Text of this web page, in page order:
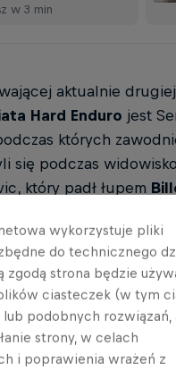
w 3 min
aktualnie
Hard Enduro jest
których
się podczas
który padł łupem
na 3 różnych górach:
Mokra Gora.
prologu
wykorzystuje pliki
do technicznego
zgodą strona będzie
ciasteczek (w tym
podobnych rozwiązań,
strony, w celach
i poprawienia wrażeń z